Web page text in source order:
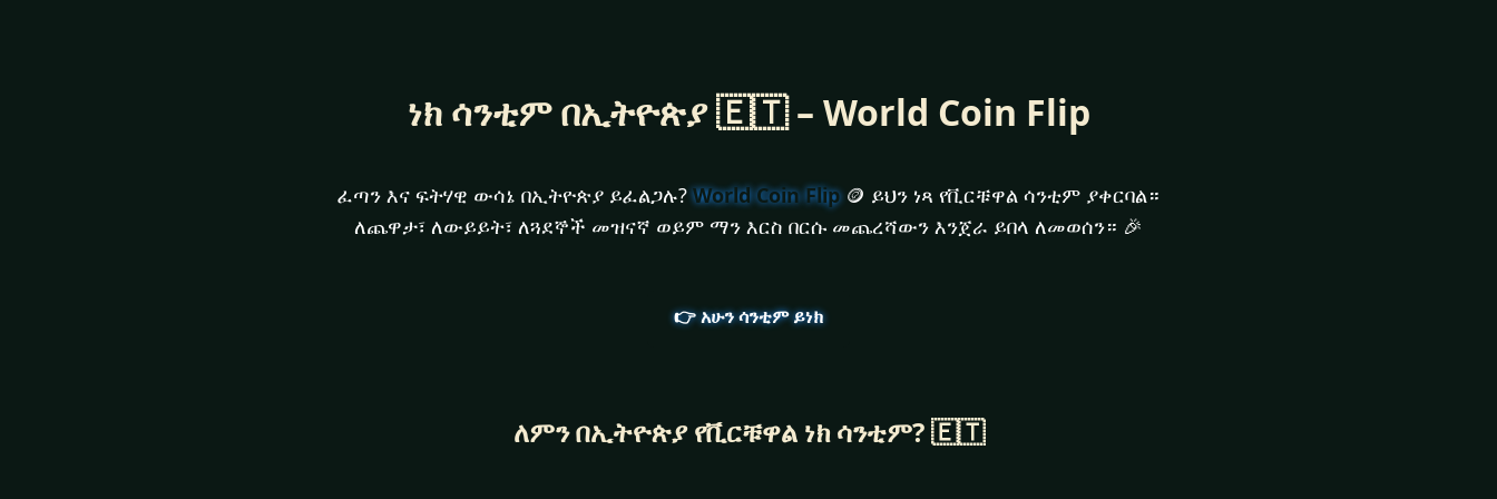
ነክ ሳንቲም በኢትዮጵያ 🇪🇹 – World Coin Flip
ፈጣን እና ፍትሃዊ ውሳኔ በኢትዮጵያ ይፈልጋሉ?World Coin Flip🪙 ይህን ነጻ የቪርቹዋል ሳንቲም ያቀርባል።
ለጨዋታ፣ ለውይይት፣ ለጓደኞች መዝናኛ ወይም ማን እርስ በርሱ መጨረሻውን እንጀራ ይበላ ለመወሰን። 🎉
👉 አሁን ሳንቲም ይነክ
ለምን በኢትዮጵያ የቪርቹዋል ነክ ሳንቲም? 🇪🇹